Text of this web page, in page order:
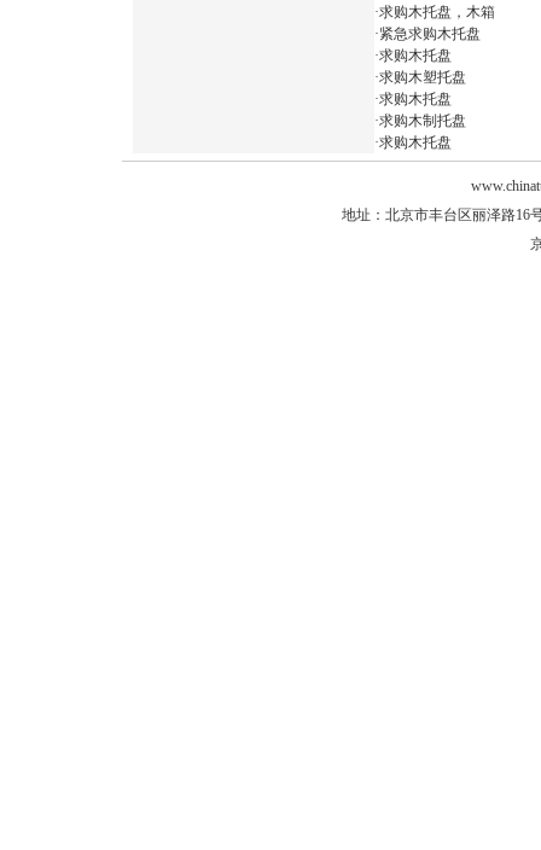
·求购木托盘，木箱
·紧急求购木托盘
·求购木托盘
·求购木塑托盘
·求购木托盘
·求购木制托盘
·求购木托盘
地址：北京市丰台区丽泽路16